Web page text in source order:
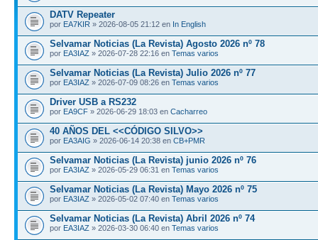
DATV Repeater
por EA7KIR » 2026-08-05 21:12 en In English
Selvamar Noticias (La Revista) Agosto 2026 nº 78
por EA3IAZ » 2026-07-28 22:16 en Temas varios
Selvamar Noticias (La Revista) Julio 2026 nº 77
por EA3IAZ » 2026-07-09 08:26 en Temas varios
Driver USB a RS232
por EA9CF » 2026-06-29 18:03 en Cacharreo
40 AÑOS DEL <<CÓDIGO SILVO>>
por EA3AIG » 2026-06-14 20:38 en CB+PMR
Selvamar Noticias (La Revista) junio 2026 nº 76
por EA3IAZ » 2026-05-29 06:31 en Temas varios
Selvamar Noticias (La Revista) Mayo 2026 nº 75
por EA3IAZ » 2026-05-02 07:40 en Temas varios
Selvamar Noticias (La Revista) Abril 2026 nº 74
por EA3IAZ » 2026-03-30 06:40 en Temas varios